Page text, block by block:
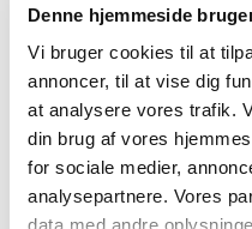
Denne hjemmeside
Vi bruger cookies til at
annoncer, til at vise dig
at analysere vores trafik.
din brug af vores
for sociale medier,
analysepartnere. Vores
data med andre
2024 (26)
2023 (24)
2022 (20)
2021 (44)
2020 (62)
2019 (20)
2018 (37)